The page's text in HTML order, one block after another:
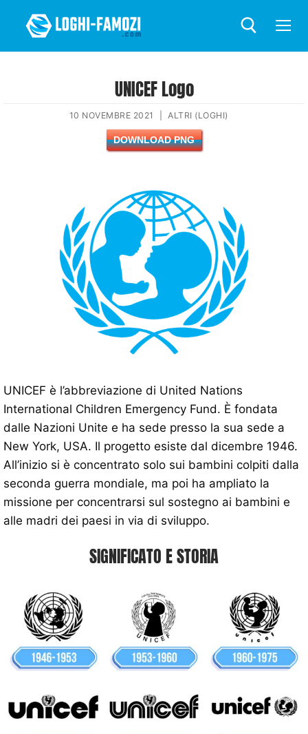
UNICEF Logo
10 NOVEMBRE 2021 ALTRI (LOGHI)
DOWNLOAD PNG
UNICEF è l’abbreviazione di United Nations
International Children Emergency Fund. È fondata
dalle Nazioni Unite e ha sede presso la sua sede a
New York, USA. Il progetto esiste dal dicembre 1946.
All’inizio si è concentrato solo sui bambini colpiti dalla
seconda guerra mondiale, ma poi ha ampliato la
missione per concentrarsi sul sostegno ai bambini e
alle madri dei paesi in via di sviluppo.
SIGNIFICATO E STORIA